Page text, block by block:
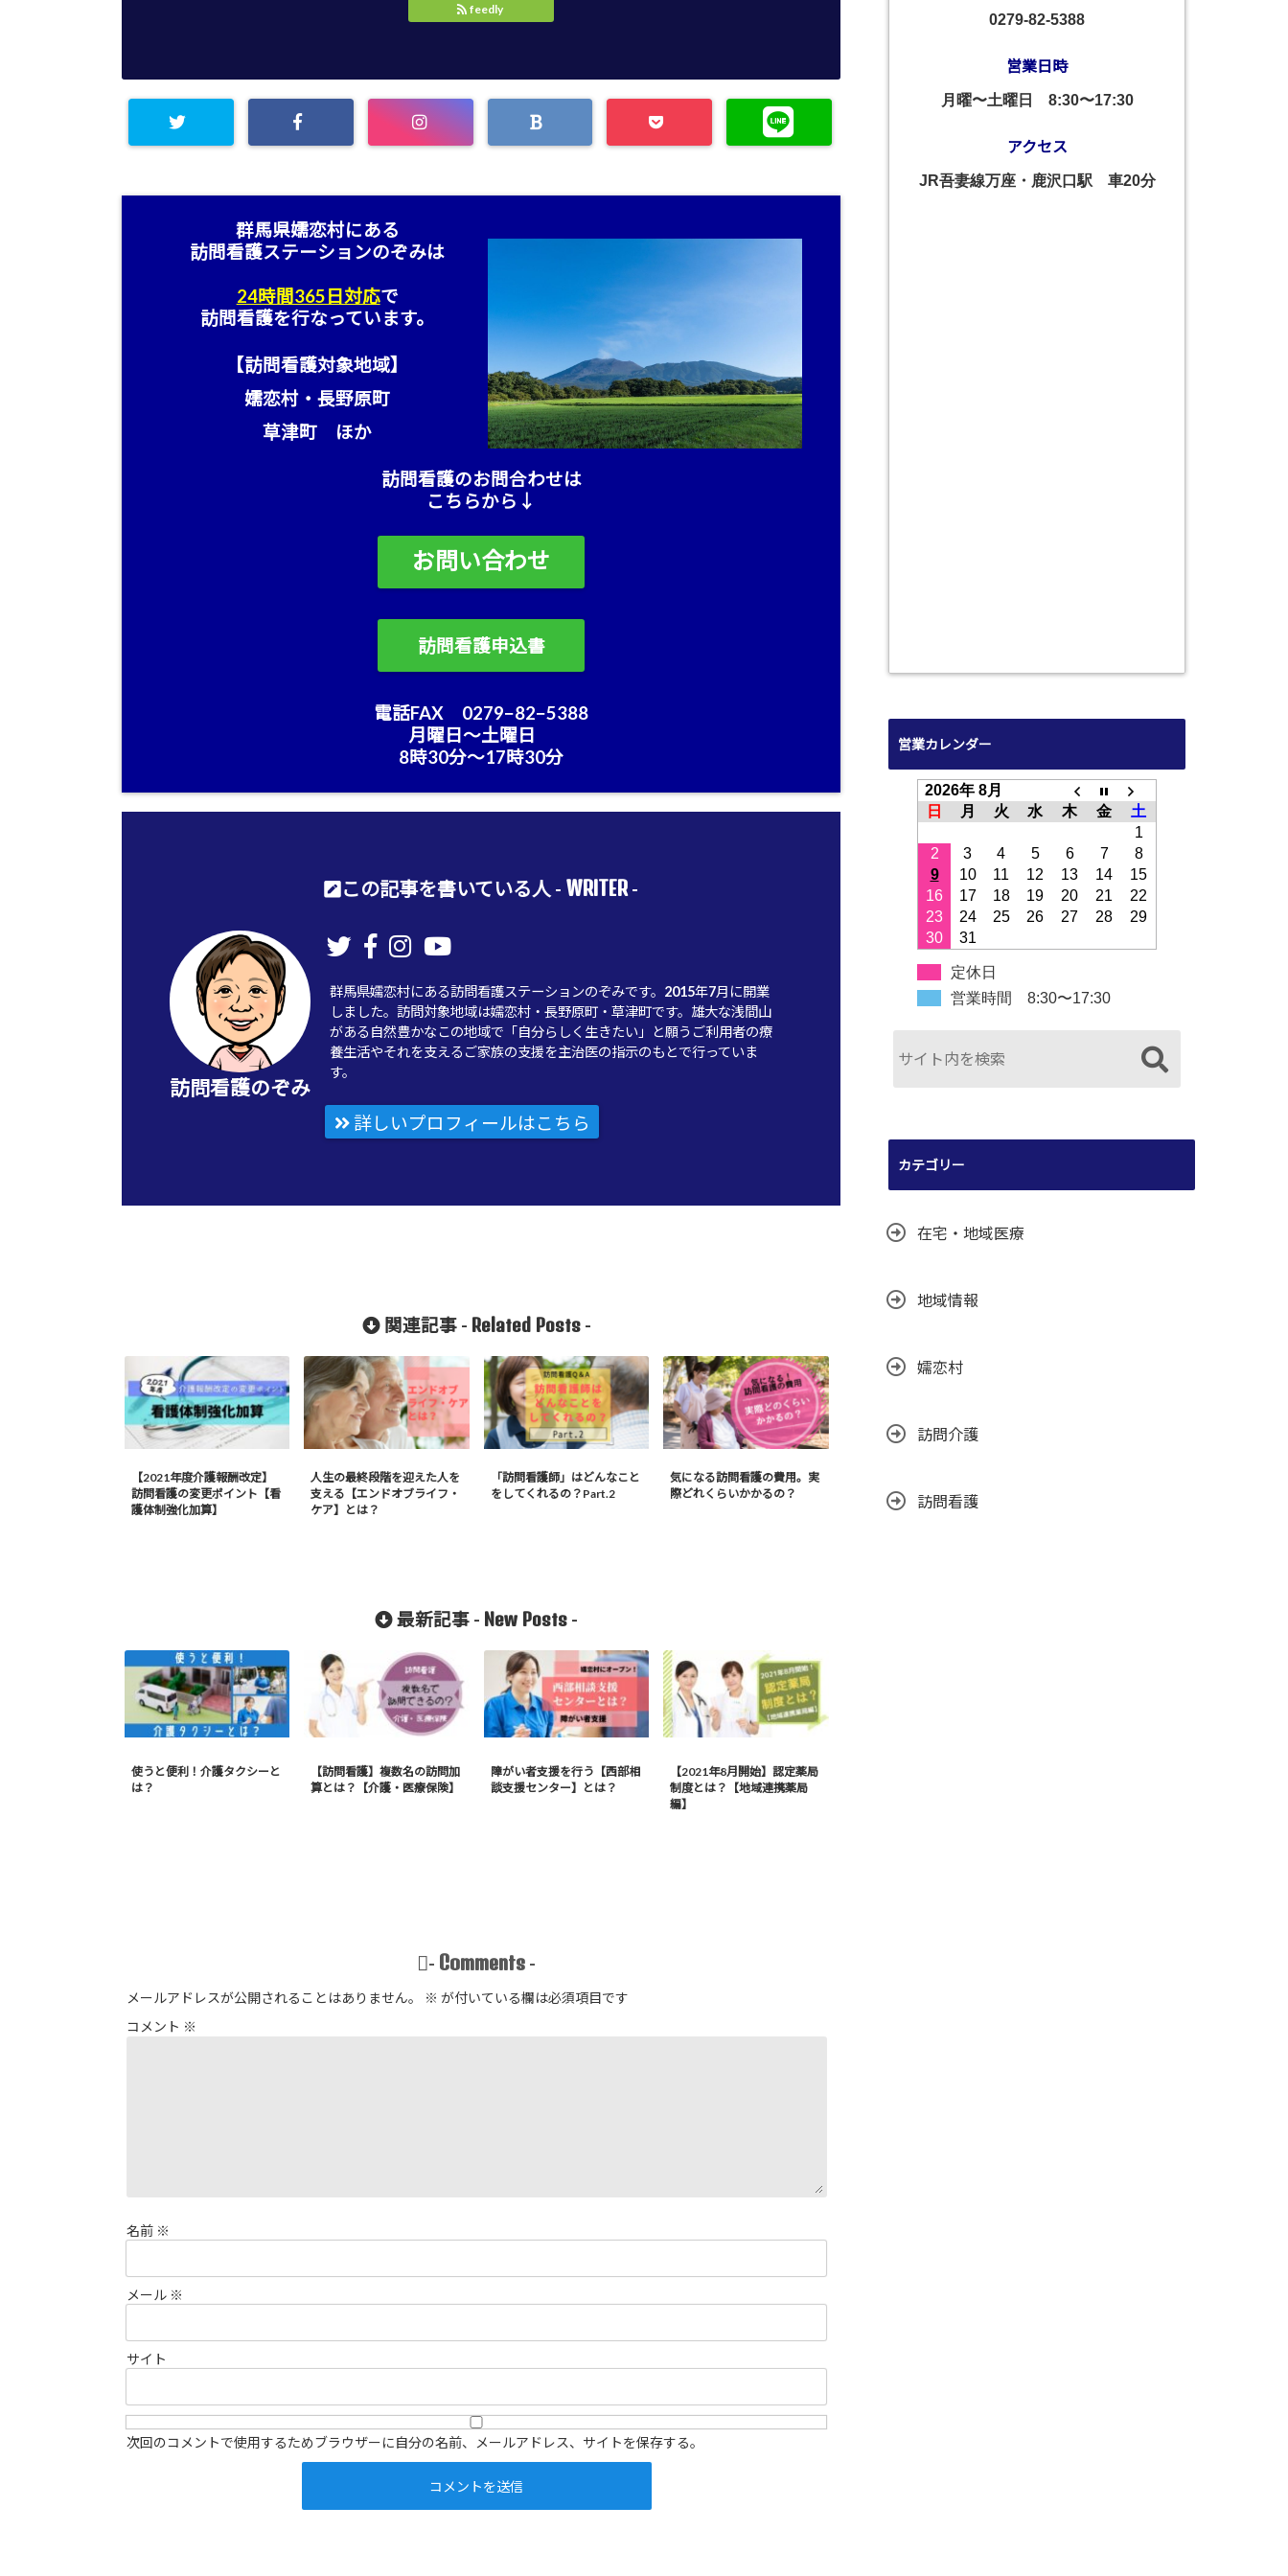
feedly
群馬県嬬恋村にある
訪問看護ステーションのぞみは
24時間365日対応で
訪問看護を行なっています。
【訪問看護対象地域】
嬬恋村・長野原町
草津町 ほか
訪問看護のお問合わせは
こちらから↓
お問い合わせ
訪問看護申込書
電話FAX 0279−82−5388
月曜日〜土曜日
8時30分〜17時30分
この記事を書いている人 - WRITER-
訪問看護のぞみ
群馬県嬬恋村にある訪問看護ステーションのぞみです。2015年7月に開業
しました。訪問対象地域は嬬恋村・長野原町・草津町です。雄大な浅間山
がある自然豊かなこの地域で「自分らしく生きたい」と願うご利用者の療
養生活やそれを支えるご家族の支援を主治医の指示のもとで行っていま
す。
詳しいプロフィールはこちら
関連記事 - Related Posts-
【2021年度介護報酬改定】
訪問看護の変更ポイント【看
護体制強化加算】
人生の最終段階を迎えた人を
支える【エンドオブライフ・
ケア】とは？
「訪問看護師」はどんなこと
をしてくれるの？Part.2
気になる訪問看護の費用。実
際どれくらいかかるの？
最新記事 - New Posts -
使うと便利！介護タクシーと
は？
【訪問看護】複数名の訪問加
算とは？【介護・医療保険】
障がい者支援を行う【西部相
談支援センター】とは？
【2021年8月開始】認定薬局
制度とは？【地域連携薬局
編】
- Comments -
メールアドレスが公開されることはありません。 ※ が付いている欄は必須項目です
コメント ※
名前 ※
メール ※
サイト
次回のコメントで使用するためブラウザーに自分の名前、メールアドレス、サイトを保存する。
0279-82-5388
営業日時
月曜〜土曜日 8:30〜17:30
アクセス
JR吾妻線万座・鹿沢口駅 車20分
営業カレンダー
2026年 8月
日
月 火 水 木 金
土
1
2
3 4 5 6 7
8
9
10 11 12 13 14
15
16
17 18 19 20 21
22
23
24 25 26 27 28
29
30
31
定休日
営業時間 8:30〜17:30
カテゴリー
在宅・地域医療
地域情報
嬬恋村
訪問介護
訪問看護